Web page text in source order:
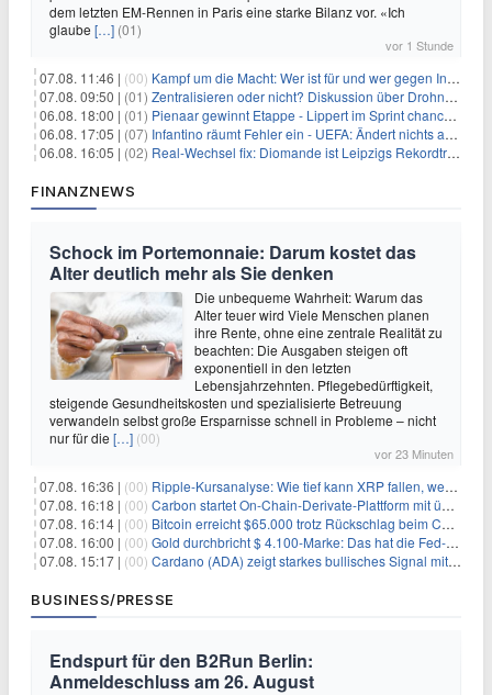
dem letzten EM-Rennen in Paris eine starke Bilanz vor. «Ich
glaube […] (01)
vor 1 Stunde
07.08. 11:46 | (00) Kampf um die Macht: Wer ist für und wer gegen Infantino?
07.08. 09:50 | (01) Zentralisieren oder nicht? Diskussion über Drohnenabwehr
06.08. 18:00 | (01) Pienaar gewinnt Etappe - Lippert im Sprint chancenlos
06.08. 17:05 | (07) Infantino räumt Fehler ein - UEFA: Ändert nichts an Boykott
06.08. 16:05 | (02) Real-Wechsel fix: Diomande ist Leipzigs Rekordtransfer
FINANZNEWS
Schock im Portemonnaie: Darum kostet das
Alter deutlich mehr als Sie denken
Die unbequeme Wahrheit: Warum das
Alter teuer wird Viele Menschen planen
ihre Rente, ohne eine zentrale Realität zu
beachten: Die Ausgaben steigen oft
exponentiell in den letzten
Lebensjahrzehnten. Pflegebedürftigkeit,
steigende Gesundheitskosten und spezialisierte Betreuung
verwandeln selbst große Ersparnisse schnell in Probleme – nicht
nur für die […] (00)
vor 23 Minuten
07.08. 16:36 | (00) Ripple-Kursanalyse: Wie tief kann XRP fallen, wenn die $1-Unterstützung am Wochenende verloren geht?
07.08. 16:18 | (00) Carbon startet On-Chain-Derivate-Plattform mit über 950 Märkten in einem Konto
07.08. 16:14 | (00) Bitcoin erreicht $65.000 trotz Rückschlag beim CLARITY Act und fehlendem US-Iran-Abkommen
07.08. 16:00 | (00) Gold durchbricht $ 4.100-Marke: Das hat die Fed-Entscheidung ausgelöst
07.08. 15:17 | (00) Cardano (ADA) zeigt starkes bullisches Signal mit Potenzial für 200% Kursanstieg
BUSINESS/PRESSE
Endspurt für den B2Run Berlin:
Anmeldeschluss am 26. August